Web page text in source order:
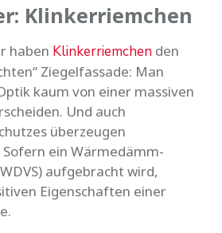
Klinkerriemchen
haben Klinkerriemchen den
Ziegelfassade: Man
kaum von einer massiven
Und auch
überzeugen
ein Wärmedämm-
aufgebracht wird,
Eigenschaften einer